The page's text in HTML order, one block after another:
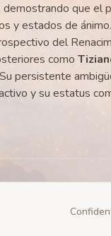
que el
y estados de
del
como
persistente
y su estatus